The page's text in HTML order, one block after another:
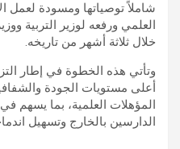
شاملاً توصياتها ومسودة لعمل
العلمي ورفعه لوزير التربية
خلال ثلاثة أشهر من تاريخه.
وتأتي هذه الخطوة في إطار
أعلى مستويات الجودة
المؤهلات العلمية، بما يسهم في
الدارسين بالخارج وتسهيل